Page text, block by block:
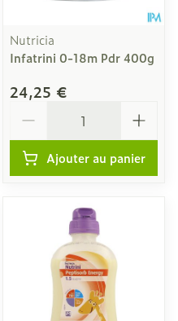
Nutricia
Infatrini 0-18m Pdr 400g
24,25 €
Ajouter au panier